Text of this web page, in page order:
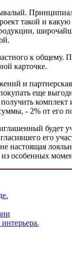
такой и
к общему.
карточке.
и
еще
комплект
- 2% от его
будет
его
особенных